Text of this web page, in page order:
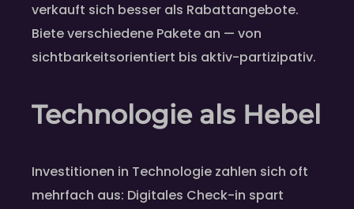
verkauft sich besser als Rabattangebote.
Biete verschiedene Pakete an — von
sichtbarkeitsorientiert bis aktiv-partizipativ.
Technologie als Hebel
Investitionen in Technologie zahlen sich oft
mehrfach aus: Digitales Check-in spart